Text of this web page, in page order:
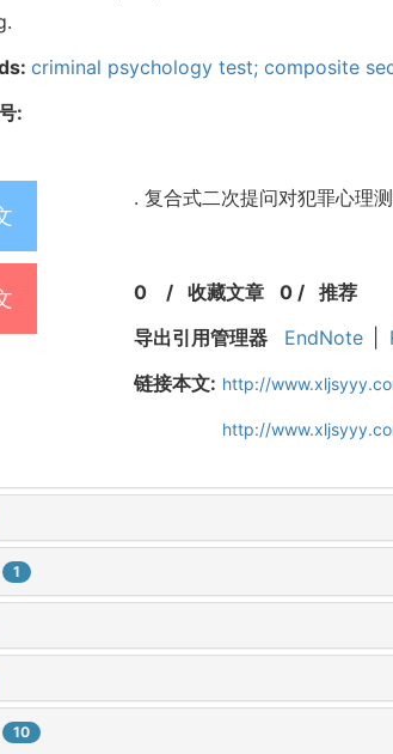
criminal psychology test; composite
:
. 复合式二次提问对犯罪心理
0 / 收藏文章 0/ 推荐
导出引用管理器
EndNote
链接本文: http://
http://
1
10